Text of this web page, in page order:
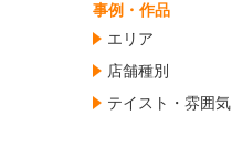
事例・作品
エリア
店舗種別
テイスト・雰囲気